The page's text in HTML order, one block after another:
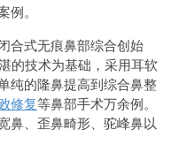
。
合式无痕鼻部综合创始
的技术为基础，采用耳软
纯的隆鼻提高到综合鼻整
修复等鼻部手术万余例。
鼻、歪鼻畸形、驼峰鼻以